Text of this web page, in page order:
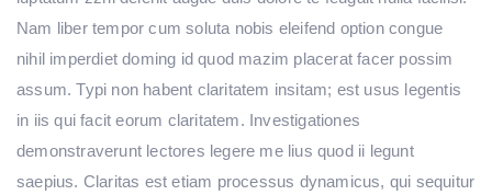
Nam liber tempor cum soluta nobis eleifend option congue
nihil imperdiet doming id quod mazim placerat facer possim
assum. Typi non habent claritatem insitam; est usus legentis
in iis qui facit eorum claritatem. Investigationes
demonstraverunt lectores legere me lius quod ii legunt
saepius. Claritas est etiam processus dynamicus, qui sequitur